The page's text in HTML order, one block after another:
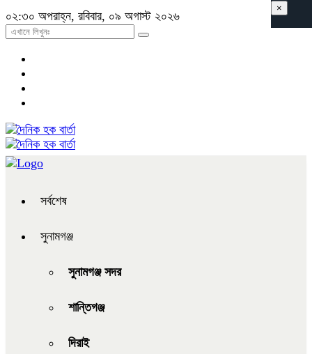
০২:৩০ অপরাহ্ন, রবিবার, ০৯ অগাস্ট ২০২৬
সর্বশেষ
সুনামগঞ্জ
সুনামগঞ্জ সদর
শান্তিগঞ্জ
দিরাই
×